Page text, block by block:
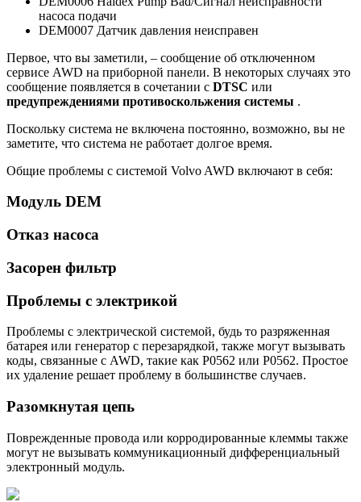
насоса подачи
DEM0007 Датчик давления неисправен
Первое, что вы заметили, – сообщение об отключенном
сервисе AWD на приборной панели. В некоторых случаях это
сообщение появляется в сочетании с DTSC или
предупреждениями противоскольжения системы .
Поскольку система не включена постоянно, возможно, вы не
заметите, что система не работает долгое время.
Общие проблемы с системой Volvo AWD включают в себя:
Модуль DEM
Отказ насоса
Засорен фильтр
Проблемы с электрикой
Проблемы с электрической системой, будь то разряженная
батарея или генератор с перезарядкой, также могут вызывать
коды, связанные с AWD, такие как P0562 или P0562. Простое
их удаление решает проблему в большинстве случаев.
Разомкнутая цепь
Поврежденные провода или корродированные клеммы также
могут не вызывать коммуникационный дифференциальный
электронный модуль.